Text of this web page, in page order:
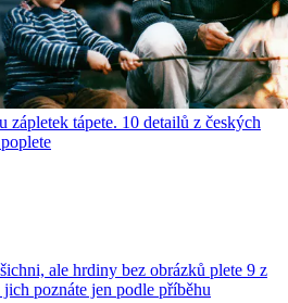
zápletek tápete. 10 detailů z českých
ale hrdiny bez obrázků plete 9 z
poznáte jen podle příběhu